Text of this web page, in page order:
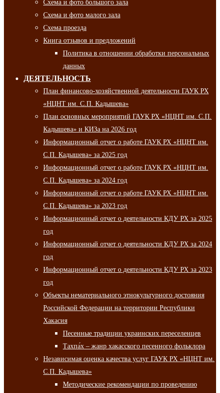
Схема и фото большого зала
Схема и фото малого зала
Схема проезда
Книга отзывов и предложений
Политика в отношении обработки персональных
данных
ДЕЯТЕЛЬНОСТЬ
План финансово-хозяйственной деятельности ГАУК РХ
«НЦНТ им. С.П. Кадышева»
План основных мероприятий ГАУК РХ «НЦНТ им. С.П.
Кадышева» и КИЗа на 2026 год
Информационный отчет о работе ГАУК РХ «НЦНТ им.
С.П. Кадышева» за 2025 год
Информационный отчет о работе ГАУК РХ «НЦНТ им.
С.П. Кадышева» за 2024 год
Информационный отчет о работе ГАУК РХ «НЦНТ им.
С.П. Кадышева» за 2023 год
Информационный отчет о деятельности КДУ РХ за 2025
год
Информационный отчет о деятельности КДУ РХ за 2024
год
Информационный отчет о деятельности КДУ РХ за 2023
год
Объекты нематериального этнокультурного достояния
Российской Федерации на территории Республики
Хакасия
Песенные традиции украинских переселенцев
Тахпа́х – жанр хакасского песенного фольклора
Независимая оценка качества услуг ГАУК РХ «НЦНТ им.
С.П. Кадышева»
Методические рекомендации по проведению